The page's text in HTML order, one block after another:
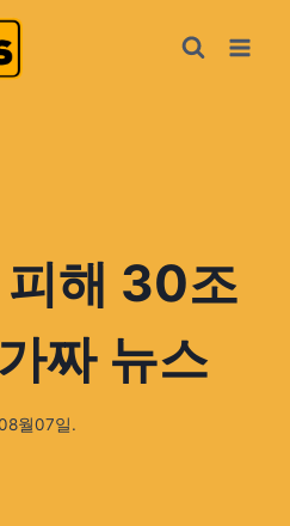
해 30조
짜 뉴스
월07일.